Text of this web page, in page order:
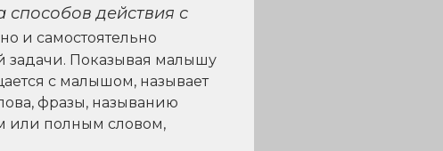
действия с
и самостоятельно
задачи. Показывая малышу
с малышом, называет
фразы, называнию
или полным словом,